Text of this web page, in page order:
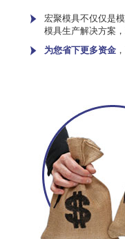
宏聚模具不仅仅是
模具生产解决方案
为您省下更多资金